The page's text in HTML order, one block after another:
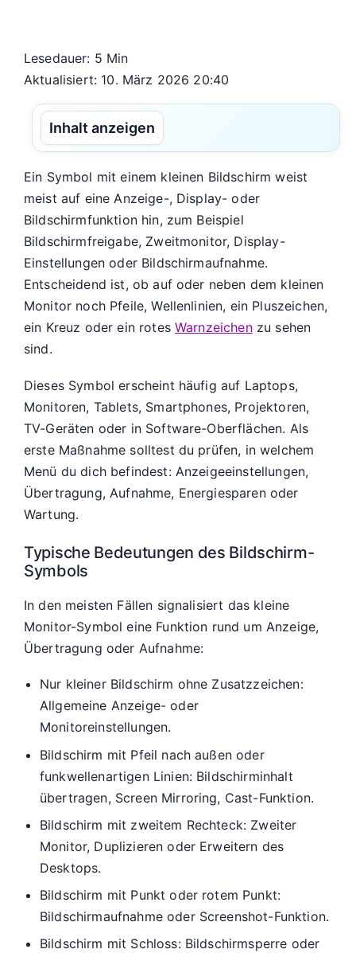
Lesedauer: 5 Min
Aktualisiert: 10. März 2026 20:40
Inhalt anzeigen
Ein Symbol mit einem kleinen Bildschirm weist
meist auf eine Anzeige-, Display- oder
Bildschirmfunktion hin, zum Beispiel
Bildschirmfreigabe, Zweitmonitor, Display-
Einstellungen oder Bildschirmaufnahme.
Entscheidend ist, ob auf oder neben dem kleinen
Monitor noch Pfeile, Wellenlinien, ein Pluszeichen,
ein Kreuz oder ein rotesWarnzeichenzu sehen
sind.
Dieses Symbol erscheint häufig auf Laptops,
Monitoren, Tablets, Smartphones, Projektoren,
TV-Geräten oder in Software-Oberflächen. Als
erste Maßnahme solltest du prüfen, in welchem
Menü du dich befindest: Anzeigeeinstellungen,
Übertragung, Aufnahme, Energiesparen oder
Wartung.
Typische Bedeutungen des Bildschirm-
Symbols
In den meisten Fällen signalisiert das kleine
Monitor-Symbol eine Funktion rund um Anzeige,
Übertragung oder Aufnahme:
Nur kleiner Bildschirm ohne Zusatzzeichen:
Allgemeine Anzeige- oder
Monitoreinstellungen.
Bildschirm mit Pfeil nach außen oder
funkwellenartigen Linien: Bildschirminhalt
übertragen, Screen Mirroring, Cast-Funktion.
Bildschirm mit zweitem Rechteck: Zweiter
Monitor, Duplizieren oder Erweitern des
Desktops.
Bildschirm mit Punkt oder rotem Punkt:
Bildschirmaufnahme oder Screenshot-Funktion.
Bildschirm mit Schloss: Bildschirmsperre oder